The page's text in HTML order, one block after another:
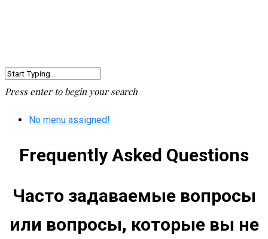
Press enter to begin your search
No menu assigned!
Frequently Asked Questions
Часто задаваемые вопросы
или вопросы, которые вы не